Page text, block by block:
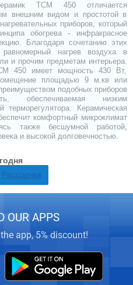
ТСМ 450 отличается
внешним видом и простотой в
приборов, который
обогрева - инфракрасное
Благодаря сочетанию этих
нагрев воздуха в
и прочим предметам интерьера.
450 имеет мощность 430 Вт,
площадью 9 м.кв или
подобных приборов
обеспечиваемая низким
терморегулятора. Керамическая
комфортный микроклимат
также бесшумной работой,
и высокой долговечностью.
Рассрочка
OUR APPS
app, 5% discount!